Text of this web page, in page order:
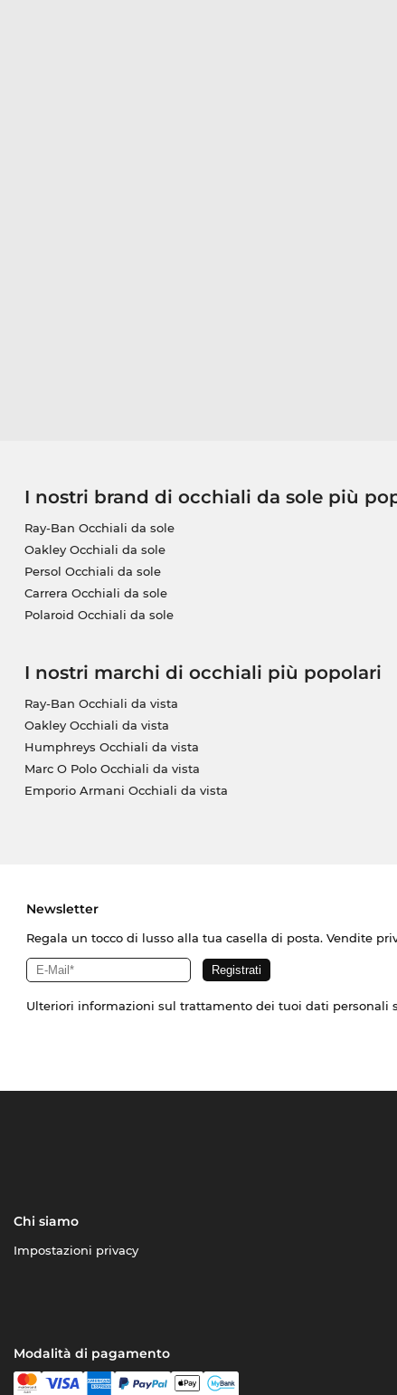
I nostri brand di occhiali da sole più
Ray-Ban Occhiali da sole
Oakley Occhiali da sole
Persol Occhiali da sole
Carrera Occhiali da sole
Polaroid Occhiali da sole
I nostri marchi di occhiali più popolari
Ray-Ban Occhiali da vista
Oakley Occhiali da vista
Humphreys Occhiali da vista
Marc O Polo Occhiali da vista
Emporio Armani Occhiali da vista
Newsletter
Regala un tocco di lusso alla tua casella di posta. Vendite
Ulteriori informazioni sul trattamento dei tuoi dati personali
Chi siamo
Impostazioni privacy
Modalità di pagamento